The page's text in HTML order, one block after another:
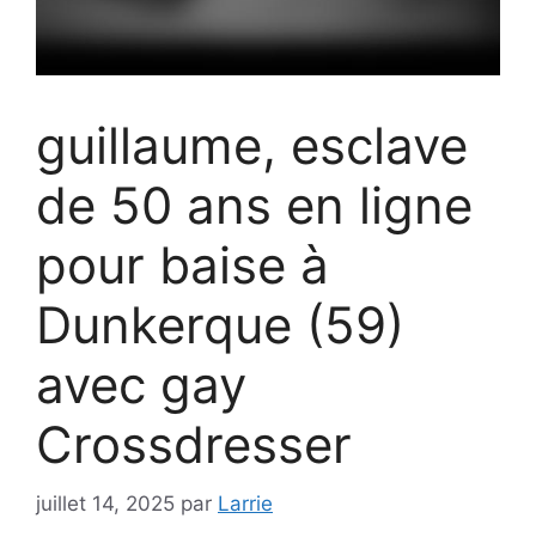
guillaume, esclave
de 50 ans en ligne
pour baise à
Dunkerque (59)
avec gay
Crossdresser
juillet 14, 2025 par Larrie